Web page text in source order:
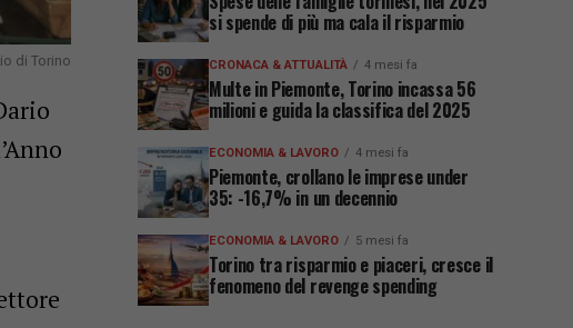
di Torino
si spende di più ma cala il risparmio
CRONACA & ATTUALITÀ 4 mesi fa
Multe in Piemonte, Torino incassa 56
milioni e guida la classifica del 2025
ECONOMIA & LAVORO 4 mesi fa
Piemonte, crollano le imprese under
35: -16,7% in un decennio
ECONOMIA & LAVORO 5 mesi fa
Torino tra risparmio e piaceri, cresce il
fenomeno del revenge spending